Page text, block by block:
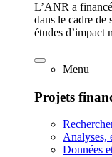
L’ANR a
dans le cadre de
études d’impact
Menu
Projets
Analyses,
Données